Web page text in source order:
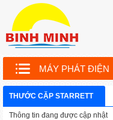
MÁY PHÁT ĐIỆN
THƯỚC CẶP STARRETT
Thông tin đang được cập nhật